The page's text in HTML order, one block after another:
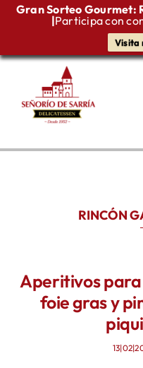
Gran Sorteo Gourmet:
|Participa con
Visita
Saltar
contenido
Quiénes somos
Productos
Contacto
RINCÓN
Aperitivos
foie gras y